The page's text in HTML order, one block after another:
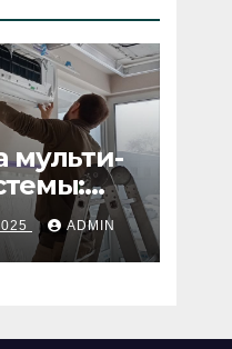
мульти-
ADMIN